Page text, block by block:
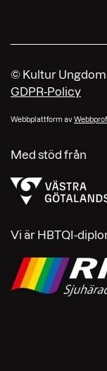
© Kultur Ungdom
GDPR-Policy
Webbplattform av
Med stöd från
Vi är HBTQI-